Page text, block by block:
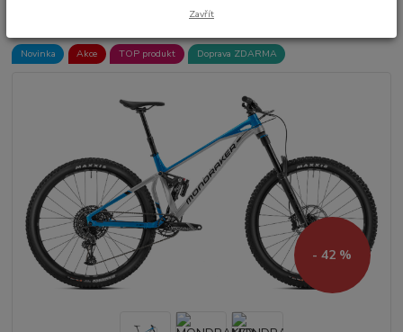
RACING SILVER/BLUE MARLIN
Novinka Akce TOP produkt Doprava ZDARMA
- 42 %
Zavřít